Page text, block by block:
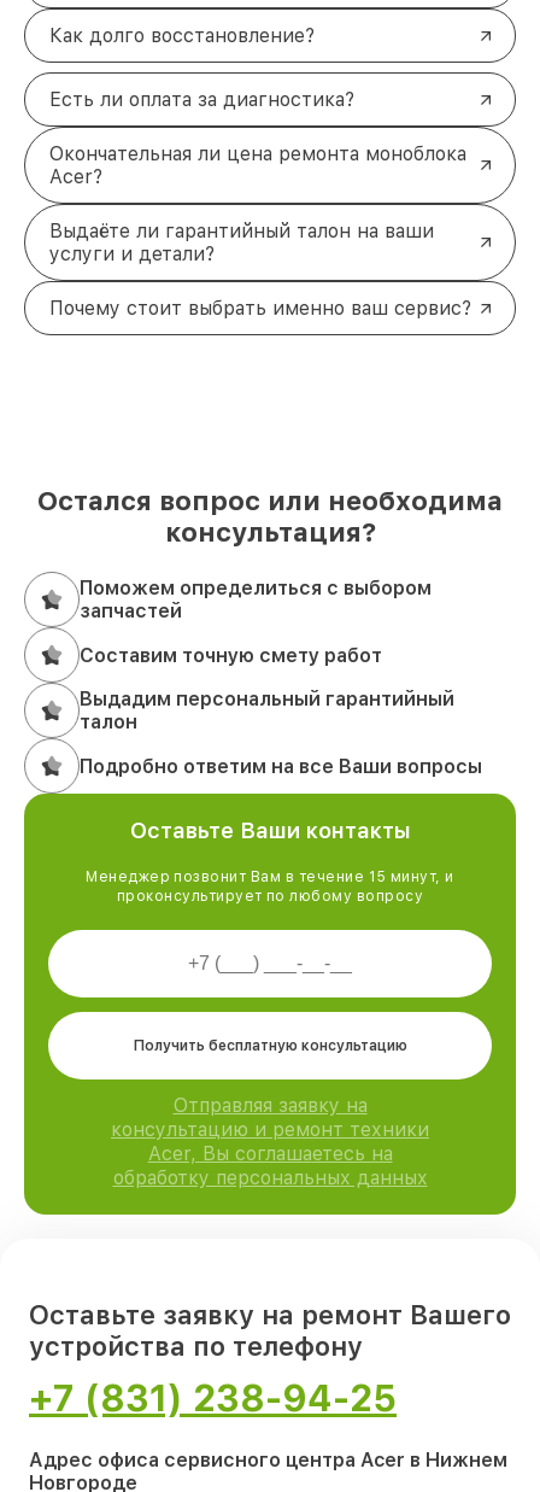
Как долго восстановление?
Есть ли оплата за диагностика?
Окончательная ли цена ремонта моноблока
Acer?
Выдаёте ли гарантийный талон на ваши
услуги и детали?
Почему стоит выбрать именно ваш сервис?
Остался вопрос или необходима
консультация?
Поможем определиться с выбором
запчастей
Составим точную смету работ
Выдадим персональный гарантийный
талон
Подробно ответим на все Ваши вопросы
Оставьте Ваши контакты
Менеджер позвонит Вам в течение 15 минут, и
проконсультирует по любому вопросу
Получить бесплатную консультацию
Отправляя заявку на
консультацию и ремонт техники
Acer, Вы соглашаетесь на
обработку персональных данных
Оставьте заявку на ремонт Вашего
устройства по телефону
+7 (831) 238-94-25
Адрес офиса сервисного центра Acer в Нижнем
Новгороде